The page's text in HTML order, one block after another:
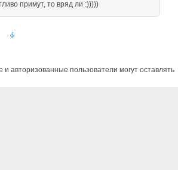
примут, то вряд ли :)))))
и авторизованные пользователи могут оставлять